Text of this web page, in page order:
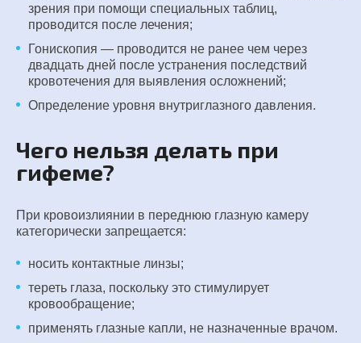
зрения при помощи специальных таблиц,
проводится после лечения;
Гонископия — проводится не ранее чем через
двадцать дней после устранения последствий
кровотечения для выявления осложнений;
Определение уровня внутриглазного давления.
Чего нельзя делать при
гифеме?
При кровоизлиянии в переднюю глазную камеру
категорически запрещается:
носить контактные линзы;
тереть глаза, поскольку это стимулирует
кровообращение;
применять глазные капли, не назначенные врачом.